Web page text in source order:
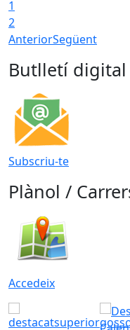
1
2
AnteriorSegüent
Butlletí digital
Subscriu-te
Plànol /
Accedeix